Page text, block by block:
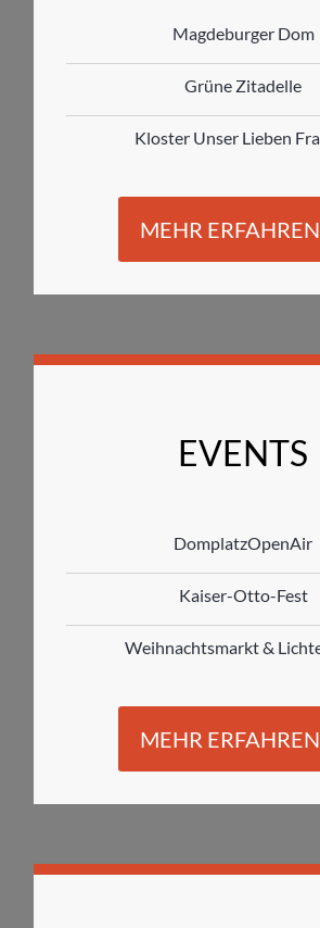
Magdeburger Dom
Grüne Zitadelle
Kloster Unser Lieben
MEHR ERFAHREN
EVENTS
DomplatzOpenAir
Kaiser-Otto-Fest
Weihnachtsmarkt &
MEHR ERFAHREN